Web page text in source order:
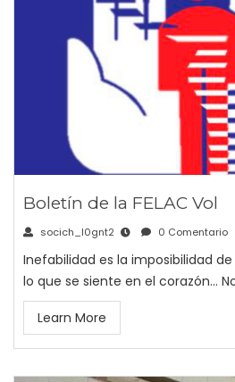
Boletín de la FELAC Vol
socich_l0gnt2 0 Comentario
Inefabilidad es la imposibilidad
lo que se siente en el corazón...
Learn More